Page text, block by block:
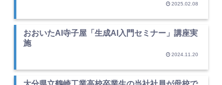
2025.02.08
おおいたAI寺子屋「生成AI入門セミナー」講座実
施
2024.11.20